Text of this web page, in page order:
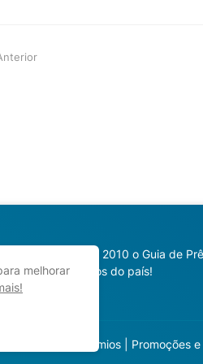
Desde 2010 o Guia de
prêmios do país!
Guia de Prêmios | Promoções
melhorar